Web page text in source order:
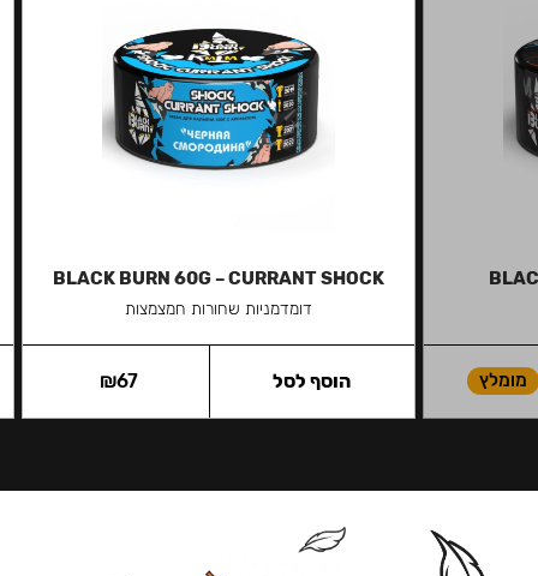
מומלץ
BLACK BURN 60G – CURRANT SHOCK
דומדמניות שחורות חמצמצות
₪67 הוסף לסל